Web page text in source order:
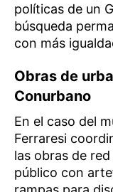
políticas de un
búsqueda
con más
Obras de
Conurbano
En el caso del
Ferraresi
las obras de
público con